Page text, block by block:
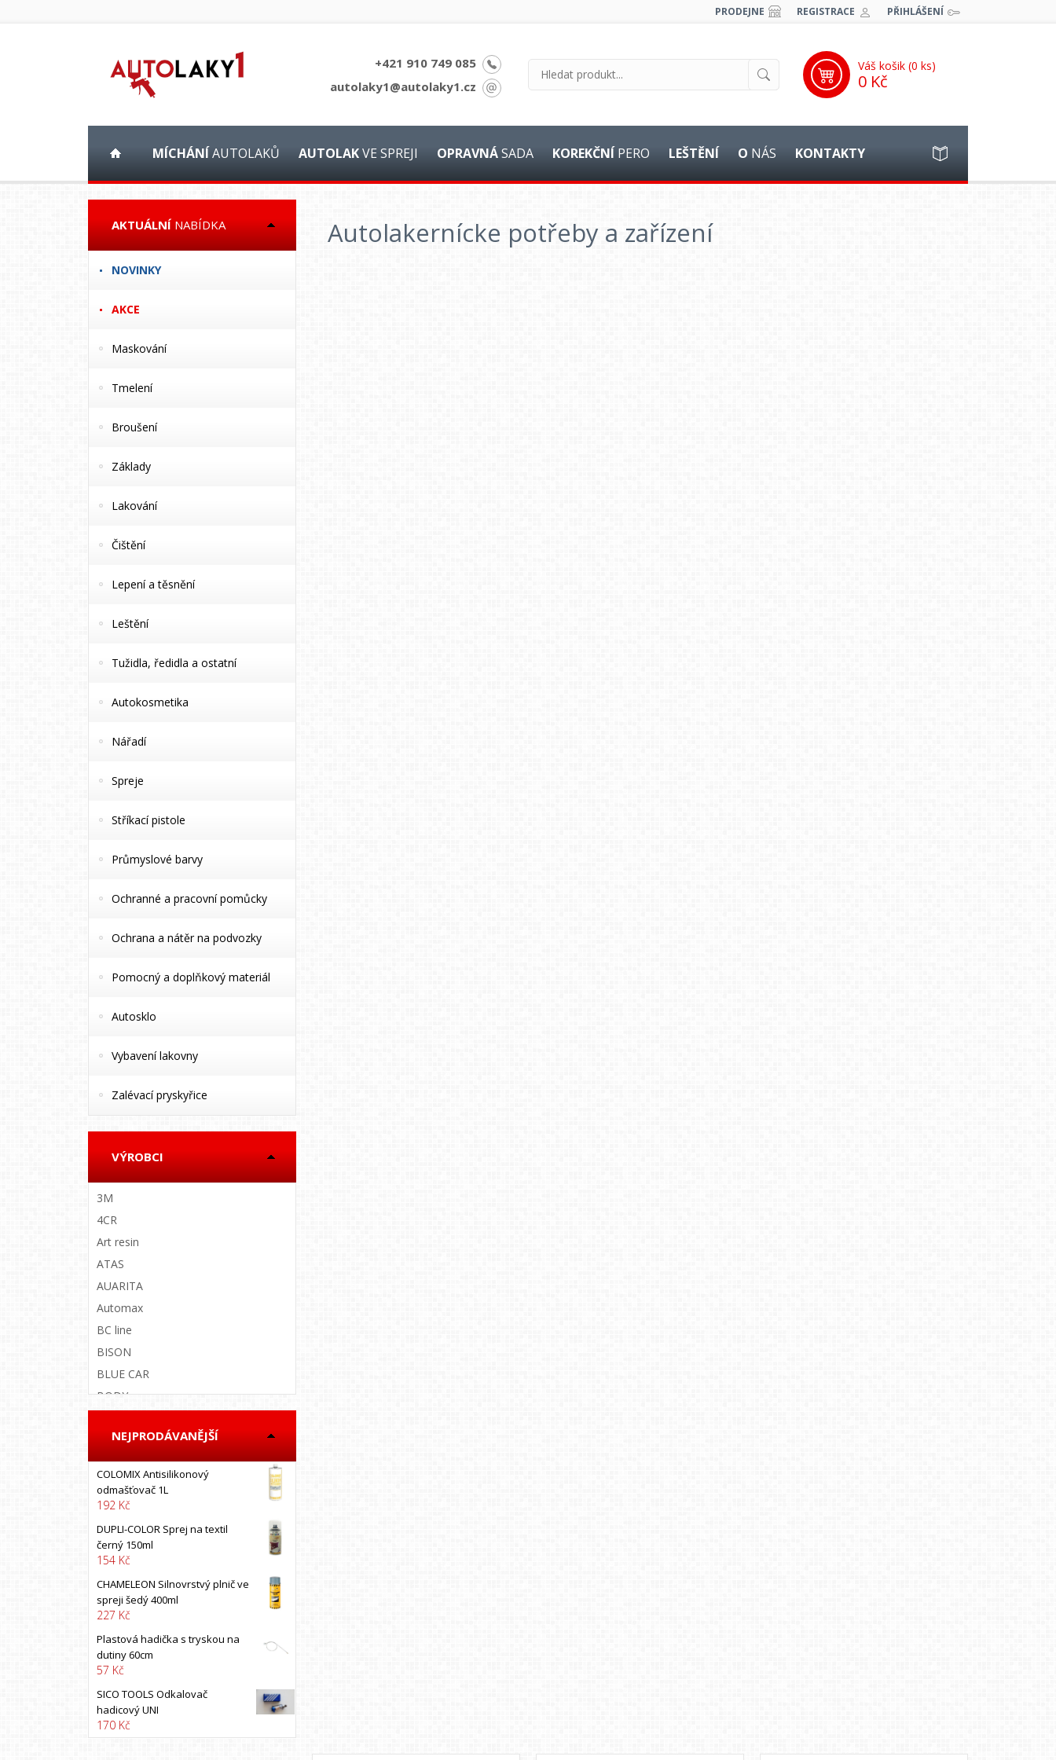
PRODEJNE REGISTRACE PŘIHLÁŠENÍ
+421 910 749 085
autolaky1@autolaky1.cz
Váš košik (0 ks)
0 Kč
MÍCHÁNÍAUTOLAKŮ AUTOLAKVE SPREJI OPRAVNÁSADA KOREKČNÍ PERO LEŠTĚNÍ O NÁS KONTAKTY
AKTUÁLNÍ NABÍDKA
NOVINKY
AKCE
Maskování
Tmelení
Broušení
Základy
Lakování
Čištění
Lepení a těsnění
Leštění
Tužidla, ředidla a ostatní
Autokosmetika
Nářadí
Spreje
Stříkací pistole
Průmyslové barvy
Ochranné a pracovní pomůcky
Ochrana a nátěr na podvozky
Pomocný a doplňkový materiál
Autosklo
Vybavení lakovny
Zalévací pryskyřice
VÝROBCI
3M
4CR
Art resin
ATAS
AUARITA
Automax
BC line
BISON
BLUE CAR
BODY
BRUNOX
California scents
CARFIT
COLAD
COLOMIX
Colormax
CXS
DEBEER
DECO COLOR
DRUCHEMA
DUPLI-COLOR
NEJPRODÁVANĚJŠÍ
COLOMIX Antisilikonový
odmašťovač 1L
192 Kč
DUPLI-COLOR Sprej na textil
černý 150ml
154 Kč
CHAMELEON Silnovrstvý plnič ve
spreji šedý 400ml
227 Kč
Plastová hadička s tryskou na
dutiny 60cm
57 Kč
SICO TOOLS Odkalovač
hadicový UNI
170 Kč
Autolakernícke potřeby a zařízení